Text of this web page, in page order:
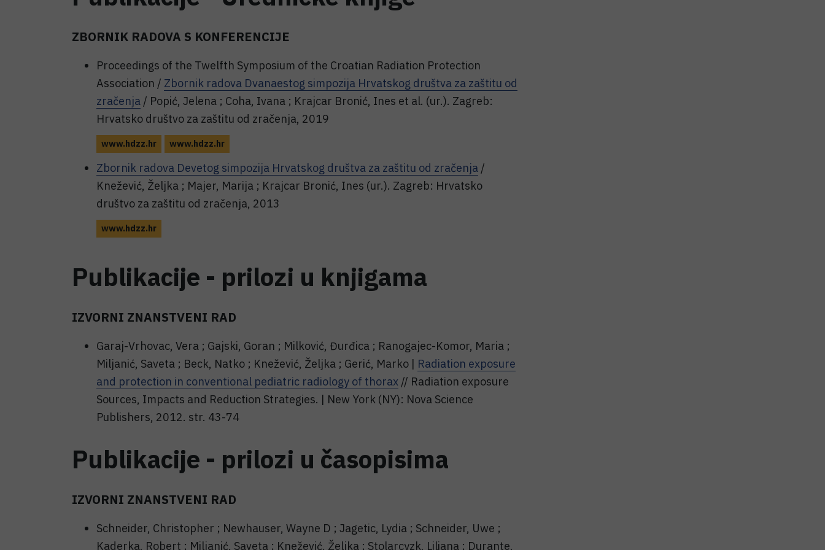
ZBORNIK RADOVA S KONFERENCIJE
Proceedings of the Twelfth Symposium of the Croatian Radiation Protection
Association / Zbornik radova Dvanaestog simpozija Hrvatskog društva za zaštitu od
zračenja / Popić, Jelena ; Coha, Ivana ; Krajcar Bronić, Ines et al. (ur.). Zagreb:
Hrvatsko društvo za zaštitu od zračenja, 2019
www.hdzz.hr www.hdzz.hr
Zbornik radova Devetog simpozija Hrvatskog društva za zaštitu od zračenja /
Knežević, Željka ; Majer, Marija ; Krajcar Bronić, Ines (ur.). Zagreb: Hrvatsko
društvo za zaštitu od zračenja, 2013
www.hdzz.hr
Publikacije - prilozi u knjigama
IZVORNI ZNANSTVENI RAD
Garaj-Vrhovac, Vera ; Gajski, Goran ; Milković, Đurđica ; Ranogajec-Komor, Maria ;
Miljanić, Saveta ; Beck, Natko ; Knežević, Željka ; Gerić, Marko | Radiation exposure
and protection in conventional pediatric radiology of thorax // Radiation exposure
Sources, Impacts and Reduction Strategies. | New York (NY): Nova Science
Publishers, 2012. str. 43-74
Publikacije - prilozi u časopisima
IZVORNI ZNANSTVENI RAD
Schneider, Christopher ; Newhauser, Wayne D ; Jagetic, Lydia ; Schneider, Uwe ;
Kaderka, Robert ; Miljanić, Saveta ; Knežević, Željka ; Stolarcyzk, Liliana ; Durante,